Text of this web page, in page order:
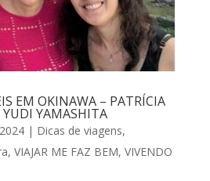
EM OKINAWA – PATRÍCIA
YAMASHITA
| Dicas de viagens,
, VIAJAR ME FAZ BEM, VIVENDO